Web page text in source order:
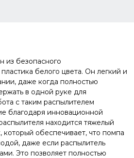
из безопасного
белого цвета. Он легкий и
даже когда полностью
в одной руке для
с таким распылителем
благодаря инновационной
находится тяжелый
который обеспечивает, что помпа
даже если распылитель
Это позволяет полностью